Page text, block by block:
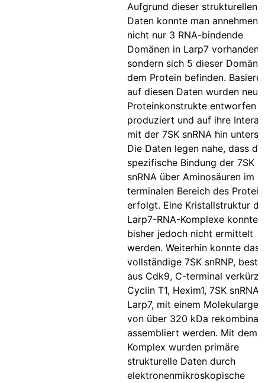
Aufgrund dieser strukturellen
Daten konnte man annehmen,
nicht nur 3 RNA-bindende
Domänen in Larp7 vorhanden
sondern sich 5 dieser
dem Protein befinden.
auf diesen Daten wurden neue
Proteinkonstrukte entworfen
produziert und auf ihre
mit der 7SK snRNA hin
Die Daten legen nahe, dass die
spezifische Bindung der 7SK
snRNA über Aminosäuren im
terminalen Bereich des
erfolgt. Eine Kristallstruktur
Larp7-RNA-Komplexe konnte
bisher jedoch nicht ermittelt
werden. Weiterhin konnte das
vollständige 7SK snRNP,
aus Cdk9, C-terminal
Cyclin T1, Hexim1, 7SK snRNA
Larp7, mit einem
von über 320 kDa
assembliert werden. Mit dem
Komplex wurden primäre
strukturelle Daten durch
elektronenmikroskopische